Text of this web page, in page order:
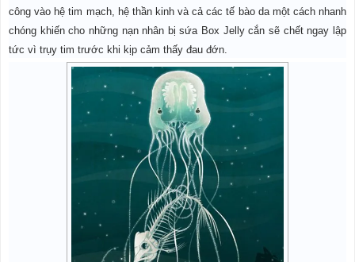
công vào hệ tim mạch, hệ thần kinh và cả các tế bào da một cách nhanh
chóng khiến cho những nạn nhân bị sứa Box Jelly cắn sẽ chết ngay lập
tức vì trụy tim trước khi kịp cảm thấy đau đớn.